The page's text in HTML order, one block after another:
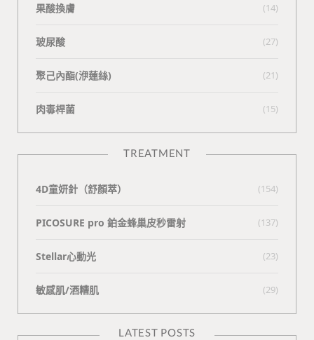
果酸換膚 (14)
玻尿酸 (27)
聚己內酯(洢蓮絲) (21)
肉毒桿菌 (15)
TREATMENT
4D童妍針（舒顏萃） (154)
PICOSURE pro 鉑金蜂巢皮秒雷射 (137)
Stellar心動光 (23)
敏感肌/酒糟肌 (29)
LATEST POSTS